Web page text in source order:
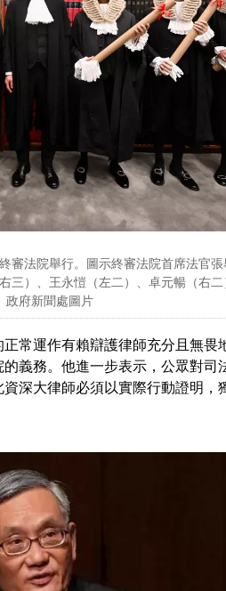
審法院舉行。圖示終審法院首席法官
三）、王永愷（左二）、卓元暢（右二
政府新聞處圖片
常運作有賴辯護律師充分且無畏
義務。他進一步表示，公眾對司
深大律師必須以實際行動證明，